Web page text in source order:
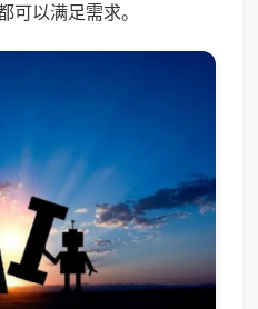
可以满足需求。